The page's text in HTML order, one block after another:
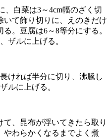
、白菜は3～4cm幅のざく切
いて飾り切りに、えのきだけ
。豆腐は6～8等分にする。
ザルに上げる。
ければ半分に切り、沸騰し
ルに上げる。
て、昆布が浮いてきたら取り
やわらかくなるまでよく煮